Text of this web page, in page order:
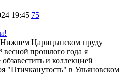
19:45 75
Царицынском пруду
прошлого года я
и коллекцией
"Птичканутость" в Ульяновском